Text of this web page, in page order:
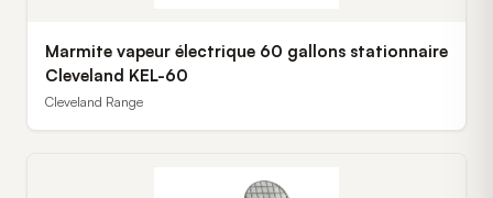
Marmite vapeur électrique 60 gallons stationnaire
Cleveland KEL-60
Cleveland Range